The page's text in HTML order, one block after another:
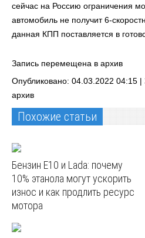
сейчас на Россию ограничения
автомобиль не получит 6-
данная КПП поставляется в
Запись перемещена в архив
Опубликовано: 04.03.2022 04:15 |
архив
Похожие статьи
Бензин E10 и Lada: почему
10% этанола могут ускорить
износ и как продлить ресурс
мотора